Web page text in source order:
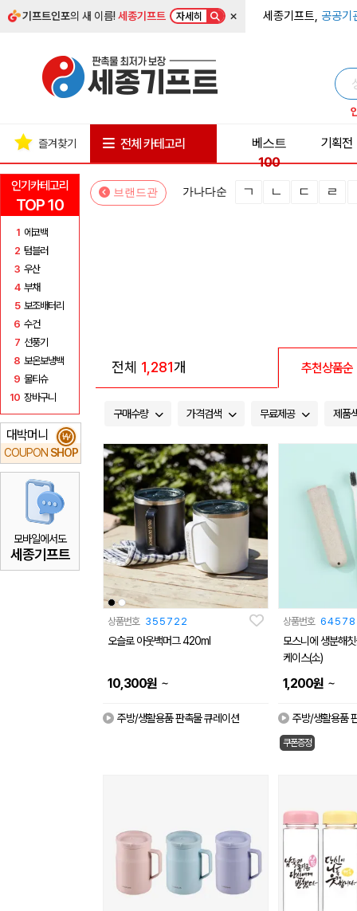
기프트인포의 새 이름!세종기프트 자세히 × 세종기프트, 공공기
인기카테고리
TOP 10
1 에코백
2 텀블러
3 우산
4 부채
5 보조배터리
6 수건
7 선풍기
8 보온보냉백
9 물티슈
10 장바구니
대박머니
COUPON SHOP
₩
모바일에서도
세종기프트
즐겨찾기 전체 카테고리
베스트
100
기획전
브랜드관 가나다순 ㄱ ㄴ ㄷ ㄹ
전체 1,281개 추천상품순
구매수량 가격검색 무료제공 제품
상품번호 355722
오슬로 아웃백머그 420ml
10,300원 ~
주방/생활용품 판촉물 큐레이션
상품번호
모스니에 생분해
케이스(소)
1,200원 ~
주방/생활용품
쿠폰증정